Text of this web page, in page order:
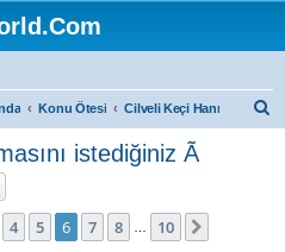
Konu Ötesi Cilveli Keçi Hanı
istediğiniz Ã
4 5 6 7 8 10